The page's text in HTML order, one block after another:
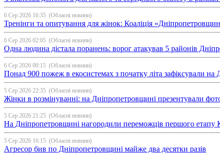
6 Сер 2026 16:35 (Обласні новини)
Тренінги та опитування для жінок: Коаліція
6 Сер 2026 02:05 (Обласні новини)
Одна людина дістала поранень: ворог атакував 5 районів
6 Сер 2026 00:15 (Обласні новини)
Понад 900 пожеж в екосистемах з початку літа зафіксували на
5 Сер 2026 22:35 (Обласні новини)
Жінки в розмінуванні: на Дніпропетровщині презентували
5 Сер 2026 21:25 (Обласні новини)
На Дніпропетровщині нагородили переможців першого етапу
5 Сер 2026 16:15 (Обласні новини)
Агресор бив по Дніпропетровщині майже два десятки разів